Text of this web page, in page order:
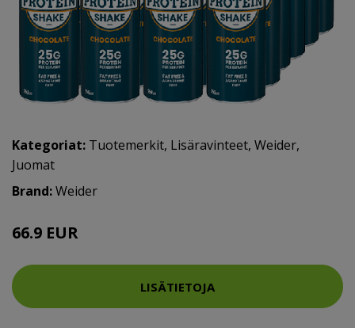
Kategoriat: Tuotemerkit, Lisäravinteet, Weider,
Juomat
Brand:Weider
66.9 EUR
LISÄTIETOJA